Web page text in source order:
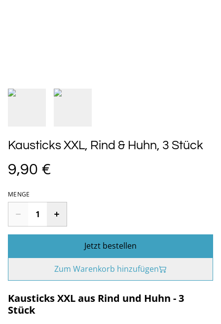
Kausticks XXL, Rind & Huhn, 3 Stück
9,90 €
MENGE
Jetzt bestellen
Zum Warenkorb hinzufügen
Kausticks XXL aus Rind und Huhn - 3
Stück